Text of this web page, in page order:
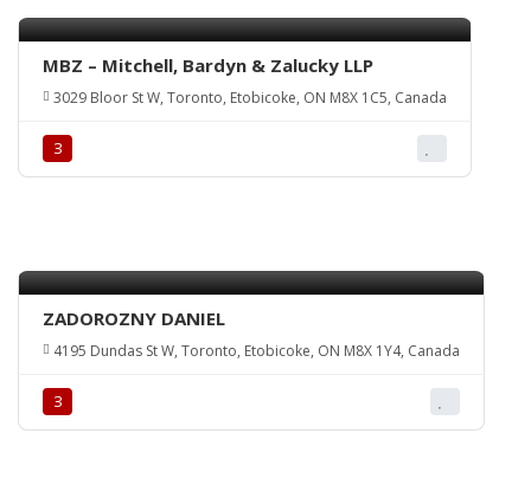
MBZ – Mitchell, Bardyn & Zalucky LLP
3029 Bloor St W, Toronto, Etobicoke, ON M8X 1C5, Canada
З
ZADOROZNY DANIEL
4195 Dundas St W, Toronto, Etobicoke, ON M8X 1Y4, Canada
З